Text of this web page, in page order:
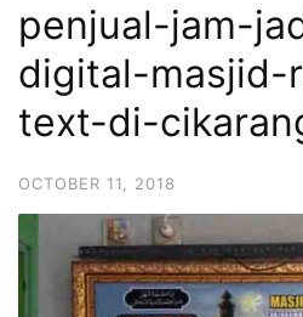
penjual-jam-
digital-masjid-
text-di-
OCTOBER 11, 2018